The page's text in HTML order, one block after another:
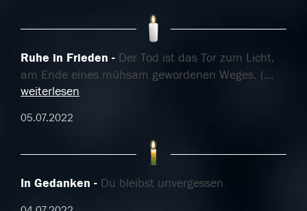
Ruhe in Frieden
Der Tod ist das Tor zum Licht,
am Ende eines mühsam gewordenen Weges. (...
weiterlesen
05.07.2022
In Gedanken Du bleibst unvergessen